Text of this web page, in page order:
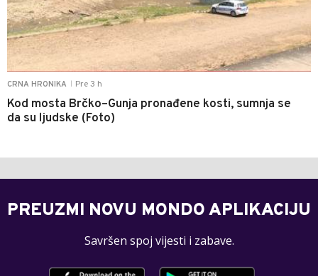
CRNA HRONIKA Pre 3 h
Kod mosta Brčko–Gunja pronađene kosti, sumnja se
da su ljudske (Foto)
PREUZMI NOVU MONDO APLIKACIJU
Savršen spoj vijesti i zabave.